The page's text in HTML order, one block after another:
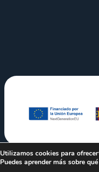
Utilizamos cookies para
Puedes aprender más sobre